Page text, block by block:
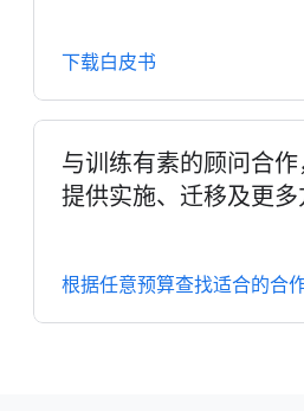
下载白皮书
与训练有素的顾问合
提供实施、迁移及更多
根据任意预算查找适合的合